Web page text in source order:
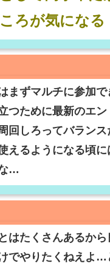
ろが気になる
まずマルチに参加で
つために最新のエ
回しろってバランス
えるようになる頃
…
はたくさんあるから
でやりたくねえよ…